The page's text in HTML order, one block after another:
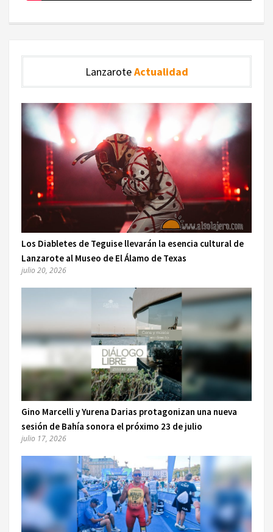
LanzaroteActualidad
Los Diabletes de Teguise llevarán la esencia cultural de
Lanzarote al Museo de El Álamo de Texas
julio 20, 2026
Gino Marcelli y Yurena Darias protagonizan una nueva
sesión de Bahía sonora el próximo 23 de julio
julio 17, 2026